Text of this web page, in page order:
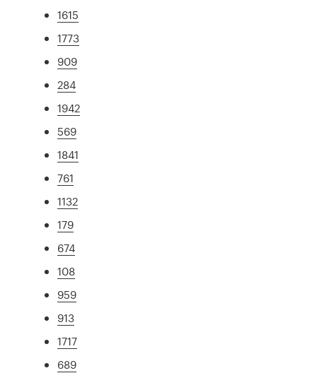
1615
1773
909
284
1942
569
1841
761
1132
179
674
108
959
913
1717
689